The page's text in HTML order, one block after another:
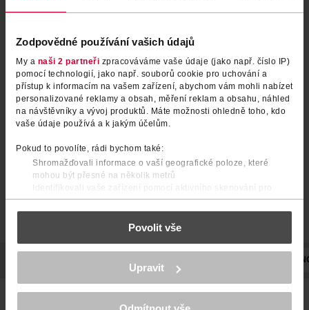
Zodpovědné používání vašich údajů
My a naši 2 partneři zpracováváme vaše údaje (jako např. číslo IP)
pomocí technologií, jako např. souborů cookie pro uchování a
přístup k informacím na vašem zařízení, abychom vám mohli nabízet
personalizované reklamy a obsah, měření reklam a obsahu, náhled
na návštěvníky a vývoj produktů. Máte možnosti ohledně toho, kdo
vaše údaje používá a k jakým účelům.
Pokud to povolíte, rádi bychom také:
Shromažďovali informace o vaší geografické poloze, které
mohou být přesné na několik metrů
Identifikovali vaše zařízení pomocí aktivního skenování pro
konkrétní charakteristiky (otisk prstu)
Zjistěte více o tom, jak zpracováváme vaše osobní údaje, a nastavte
části s podrobnostmi . Svůj souhlas můžete kdykoliv
K provozu stránek, personalizaci obsahu a reklam, funkcí sociálních
médií, analýze návštěvnosti, které mohou nést osobní údaje.
Více najdete vprohlášení o ochraně osobních údajů.
Povolit vše
Upravit
Zpevňující lak na nehty
Xtreme Hardener
Dermacol 1 ks
69.90 Kč 99.90 Kč
DO KOŠÍKU
Obj. č.: 1090109
Kúra na posílení nehtů
Alterra Naturkosmetik 1 ks
Zabraňte lámání a třepení nehtů s pokročilým zpevňovačem
nehtů hard to resist advanced od essie! Vaše nehty zůstanou